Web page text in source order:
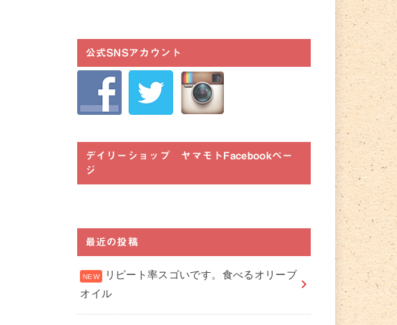
公式SNSアカウント
デイリーショップ ヤマモトFacebookペー
ジ
最近の投稿
リピート率スゴいです。食べるオリーブ
オイル